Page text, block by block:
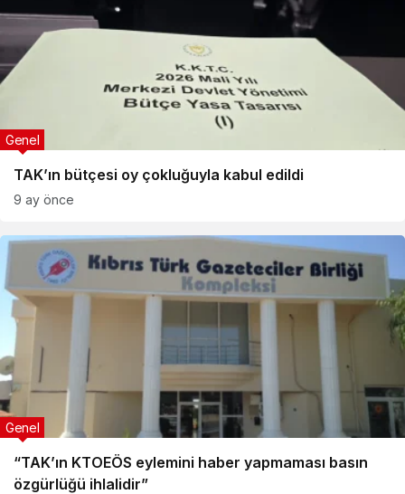
TAK’ın bütçesi oy çokluğuyla kabul edildi
Genel
9 ay önce
“TAK’ın KTOEÖS eylemini haber yapmaması basın
özgürlüğü ihlalidir”
Genel